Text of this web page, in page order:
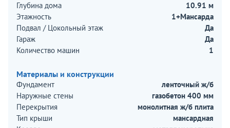
Глубина дома
10.91 м
Этажность
1+Мансарда
Подвал / Цокольный этаж
Да
Гараж
Да
Количество машин
1
Материалы и конструкции
Фундамент
ленточный ж/б
Наружные стены
газобетон 400 мм
Перекрытия
монолитная ж/б плита
Тип крыши
мансардная